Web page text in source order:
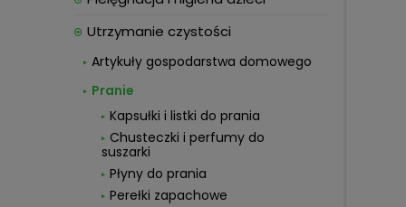
Utrzymanie czystości
Artykuły gospodarstwa domowego
Pranie
Kapsułki i listki do prania
Chusteczki i perfumy do
suszarki
Płyny do prania
Perełki zapachowe